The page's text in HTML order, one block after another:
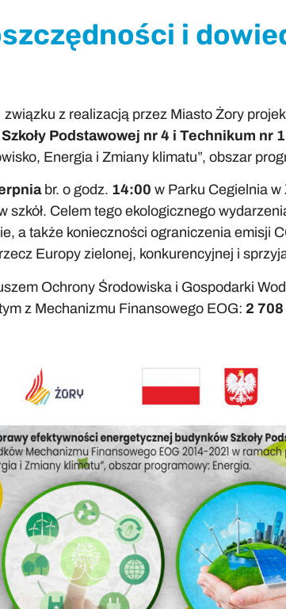
i
z realizacją przez Miasto Żory
Podstawowej nr 4 i Technikum nr
Energia i Zmiany klimatu”, obszar
br. o godz. 14:00 w Parku Cegielnia
Celem tego ekologicznego
a także konieczności ograniczenia emisji
Europy zielonej, konkurencyjnej i
Ochrony Środowiska i Gospodarki
z Mechanizmu Finansowego EOG: 2 708